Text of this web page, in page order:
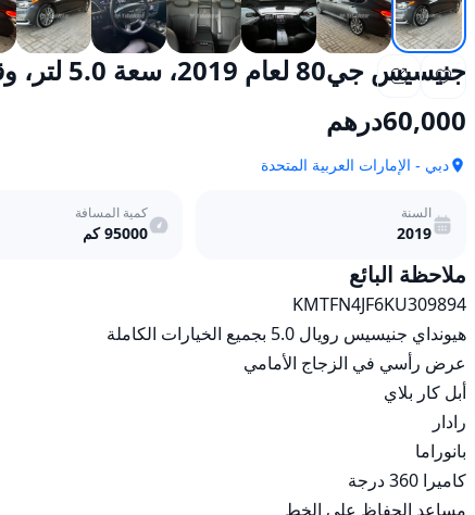
جنيسيس جي80 لعام 2019، سعة 5.0 لتر، وقود عادي، أوتوماتيكي، دفع خلفي
60,000درهم
دبي - الإمارات العربية المتحدة
السنة
2019
كمية المسافة
95000كم
ملاحظة البائع